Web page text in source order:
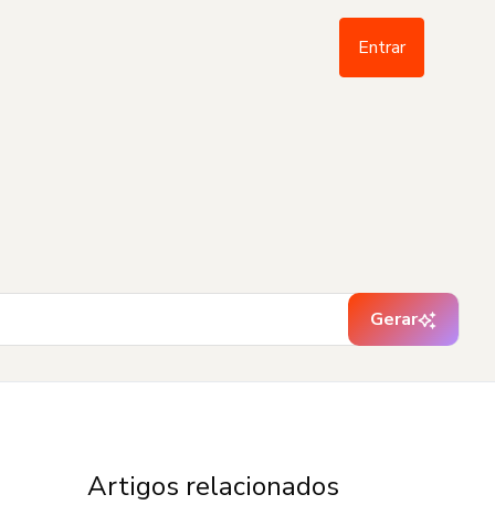
Entrar
Gerar
Artigos relacionados